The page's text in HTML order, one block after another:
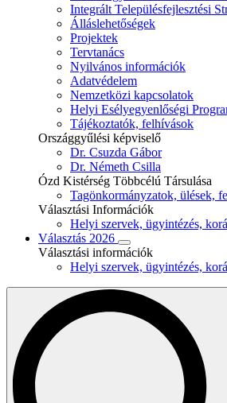
Integrált Településfejlesztési
Álláslehetőségek
Projektek
Tervtanács
Nyilvános információk
Adatvédelem
Nemzetközi kapcsolatok
Helyi Esélyegyenlőségi
Tájékoztatók, felhívások
Országgyűlési képviselő
Dr. Csuzda Gábor
Dr. Németh Csilla
Ózd Kistérség Többcélú Társulása
Tagönkormányzatok, ülések,
Választási Információk
Helyi szervek, ügyintézés,
Választás 2026
Választási információk
Helyi szervek, ügyintézés,